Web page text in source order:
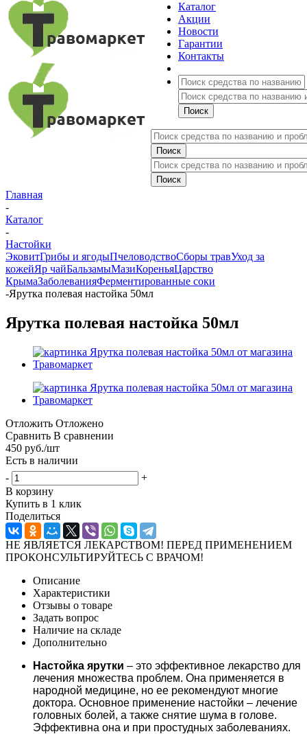
Каталог
Акции
Новости
Гарантии
Контакты
Главная
-
Каталог
-
Настойки
ЭковитГрибы и ягодыПчеловодствоСборы травУход за
кожейЯр чайБальзамыМазиКореньяЦарство
КрымаЗаболеванияФерментированные соки
-Ярутка полевая настойка 50мл
Ярутка полевая настойка 50мл
Отложить Отложено
Сравнить В сравнении
450 руб./шт
Есть в наличии
-
+
В корзину
Купить в 1 клик
Поделиться
НЕ ЯВЛЯЕТСЯ ЛЕКАРСТВОМ! ПЕРЕД ПРИМЕНЕНИЕМ
ПРОКОНСУЛЬТИРУЙТЕСЬ С ВРАЧОМ!
Описание
Характеристики
Отзывы о товаре
Задать вопрос
Наличие на складе
Дополнительно
Настойка ярутки – это эффективное лекарство для
лечения множества проблем. Она применяется в
народной медицине, но ее рекомендуют многие
доктора. Основное применение настойки – лечение
головных болей, а также снятие шума в голове.
Эффективна она и при простудных заболеваниях.